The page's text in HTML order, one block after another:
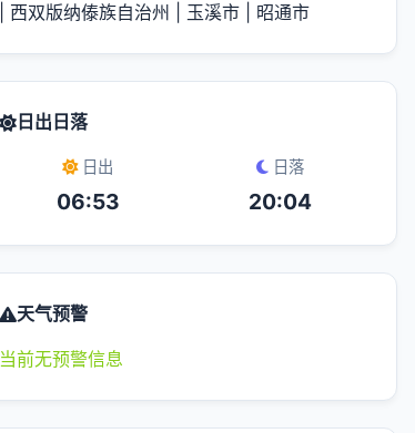
西双版纳傣族自治州 玉溪市 昭通市
日出日落
日出
06:53
日落
20:04
天气预警
当前无预警信息